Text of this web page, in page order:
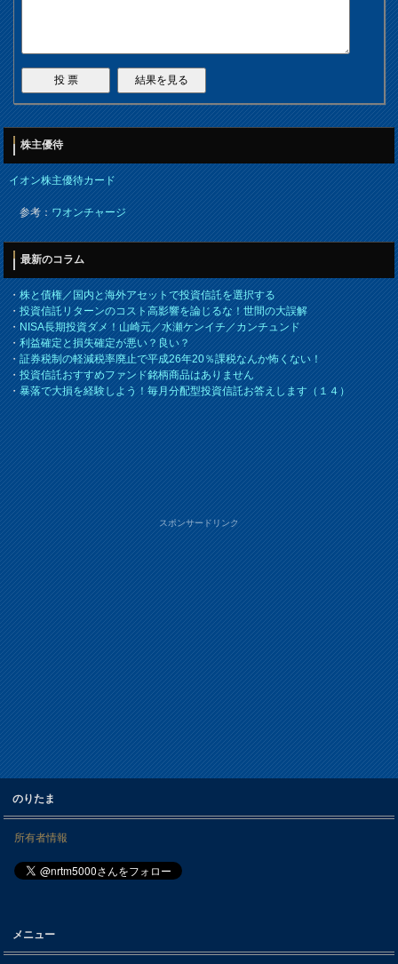
株主優待
イオン株主優待カード
参考：ワオンチャージ
最新のコラム
・株と債権／国内と海外アセットで投資信託を選択する
・投資信託リターンのコスト高影響を論じるな！世間の大誤解
・NISA長期投資ダメ！山崎元／水瀬ケンイチ／カンチュンド
・利益確定と損失確定が悪い？良い？
・証券税制の軽減税率廃止で平成26年20％課税なんか怖くない！
・投資信託おすすめファンド銘柄商品はありません
・暴落で大損を経験しよう！毎月分配型投資信託お答えします（１４）
スポンサードリンク
のりたま
所有者情報
メニュー